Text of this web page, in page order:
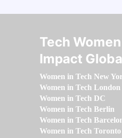
Tech Women
Impact
Women in Tech New
Women in Tech London
Women in Tech DC
Women in Tech Berlin
Women in Tech
Women in Tech Toronto